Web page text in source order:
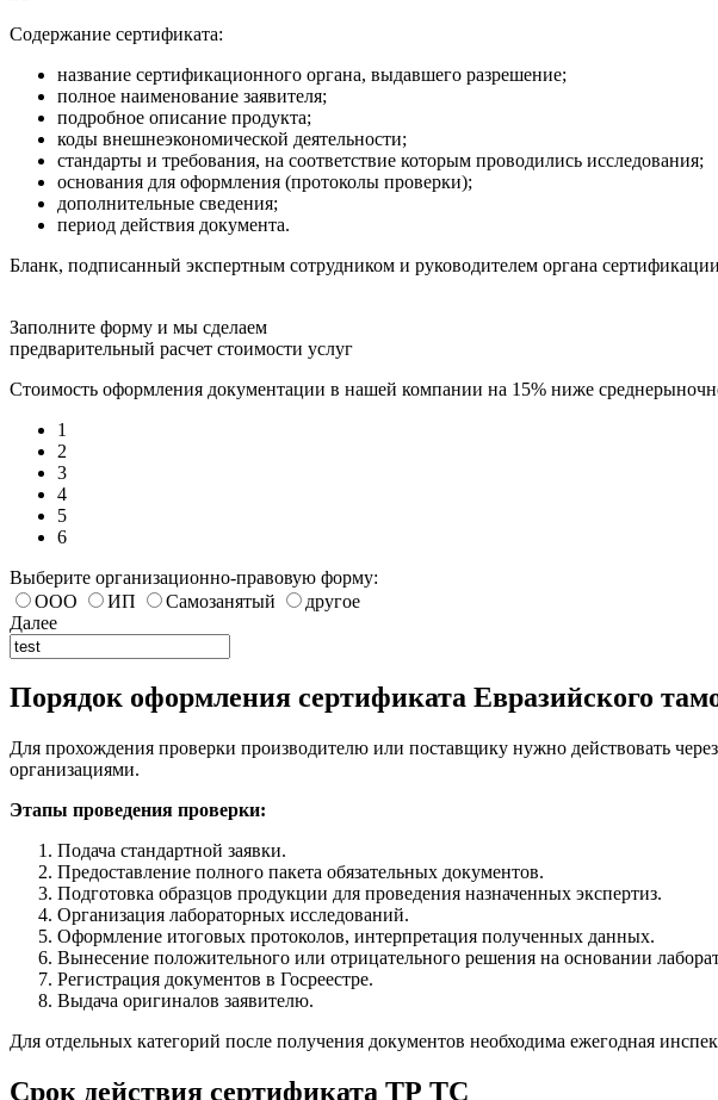
Содержание сертификата:
название сертификационного органа, выдавшего разрешение;
полное наименование заявителя;
подробное описание продукта;
коды внешнеэкономической деятельности;
стандарты и требования, на соответствие которым проводились исследования;
основания для оформления (протоколы проверки);
дополнительные сведения;
период действия документа.
Бланк, подписанный экспертным сотрудником и руководителем органа
Заполните форму и мы сделаем
предварительный расчет стоимости услуг
Стоимость оформления документации в нашей компании на 15% ниже
1
2
3
4
5
6
Выберите организационно-правовую форму:
ООО
ИП Самозанятый
другое
Далее
Порядок оформления сертификата Евразийского
Для прохождения проверки производителю или поставщику нужно действовать
организациями.
Этапы проведения проверки:
Подача стандартной заявки.
Предоставление полного пакета обязательных документов.
Подготовка образцов продукции для проведения назначенных экспертиз.
Организация лабораторных исследований.
Оформление итоговых протоколов, интерпретация полученных данных.
Вынесение положительного или отрицательного решения на основании
Регистрация документов в Госреестре.
Выдача оригиналов заявителю.
Для отдельных категорий после получения документов необходима ежегодная
Срок действия сертификата ТР ТС